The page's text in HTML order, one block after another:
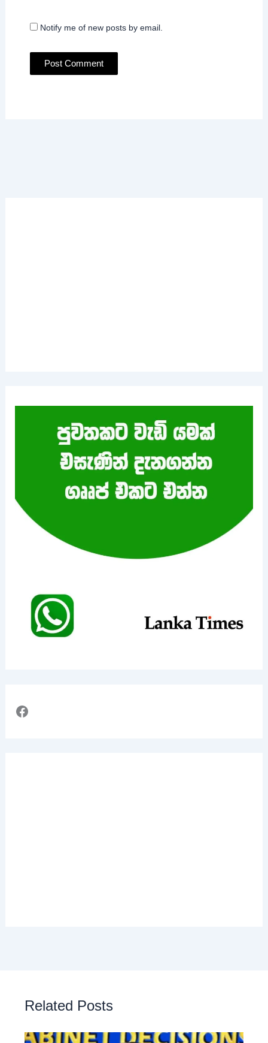
Notify me of new posts by email.
Related Posts